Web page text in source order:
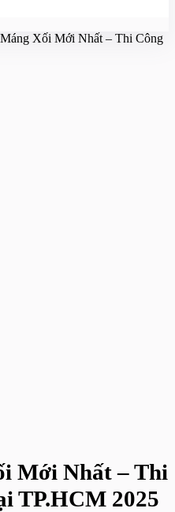
Xối Mới Nhất – Thi Công
Mới Nhất – Thi
TP.HCM 2025